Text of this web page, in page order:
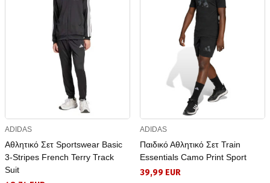
ADIDAS
Αθλητικό Σετ Sportswear Basic
3-Stripes French Terry Track
Suit
ADIDAS
Παιδικό Αθλητικό Σετ Train
Essentials Camo Print Sport
39,99 EUR